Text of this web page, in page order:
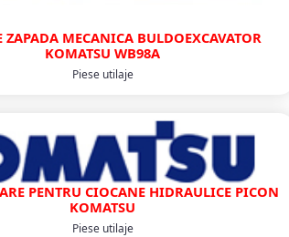
ZAPADA MECANICA BULDOEXCAVATOR
KOMATSU WB98A
Piese utilaje
PENTRU CIOCANE HIDRAULICE PICON
KOMATSU
Piese utilaje